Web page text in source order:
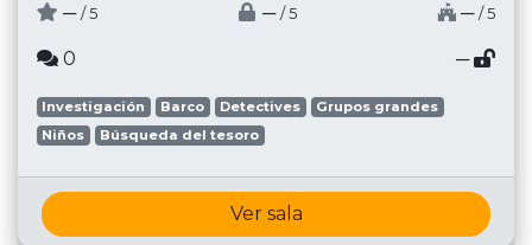
─ / 5 ─ / 5 ─ / 5
0 ─
Investigación Barco Detectives
Grupos grandes
Niños
Búsqueda del tesoro
Ver sala